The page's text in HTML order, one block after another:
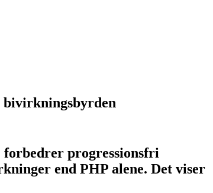
bivirkningsbyrden
progressionsfri
end PHP alene. Det viser